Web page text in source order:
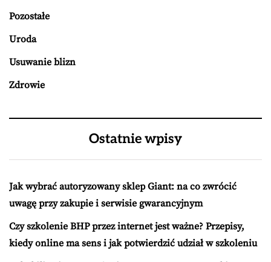
Pozostałe
Uroda
Usuwanie blizn
Zdrowie
Ostatnie wpisy
Jak wybrać autoryzowany sklep Giant: na co zwrócić
uwagę przy zakupie i serwisie gwarancyjnym
Czy szkolenie BHP przez internet jest ważne? Przepisy,
kiedy online ma sens i jak potwierdzić udział w szkoleniu